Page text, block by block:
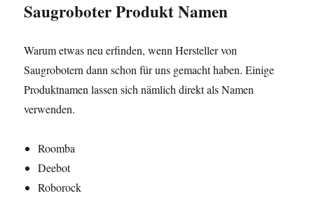
Saugroboter Produkt Namen
Warum etwas neu erfinden, wenn Hersteller von
Saugrobotern dann schon für uns gemacht haben. Einige
Produktnamen lassen sich nämlich direkt als Namen
verwenden.
Roomba
Deebot
Roborock